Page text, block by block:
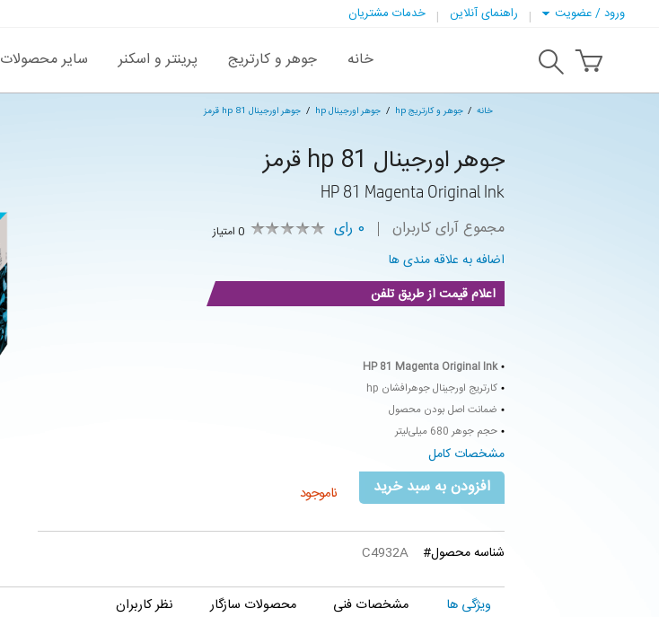
ورود / عضویت راهنمای آنلاین خدمات مشتریان
خانه جوهر و کارتریج پرینتر و اسکنر سایر محصولات
خانه جوهر و کارتریج hp جوهر اورجینال hp جوهر اورجینال hp 81 قرمز
جوهر اورجینال hp 81 قرمز
HP 81 Magenta Original Ink
مجموع آرای کاربران 0 رای 0 امتیاز
اضافه به علاقه مندی ها
اعلام قیمت از طریق تلفن
HP 81 Magenta Original Ink
کارتریج اورجینال جوهرافشان hp
ضمانت اصل بودن محصول
حجم جوهر 680 میلی‌لیتر
مشخصات کامل
افزودن به سبد خرید ناموجود
شناسه محصول# C4932A
ویژگی ها مشخصات فنی محصولات سازگار نظر کاربران